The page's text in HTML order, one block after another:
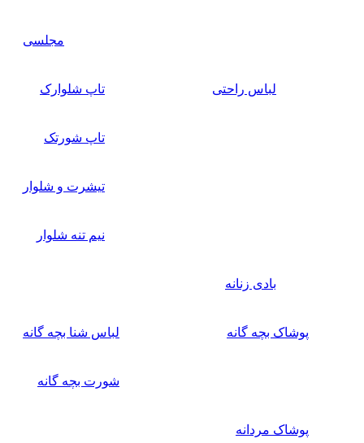
مجلسی
لباس راحتی تاپ شلوارک
تاپ شورتک
تیشرت و شلوار
نیم تنه شلوار
بادی زنانه
پوشاک بچه گانه لباس شنا بچه گانه
شورت بچه گانه
پوشاک مردانه